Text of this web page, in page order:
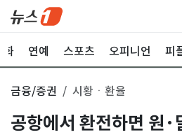
화 연예 스포츠 오피니언 피
금융/증권 시황ㆍ환율
공항에서 환전하면 원